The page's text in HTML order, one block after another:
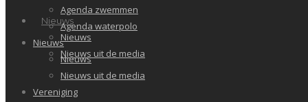
Nieuws
Nieuws
Nieuws uit de media
Agenda zwemmen
Agenda waterpolo
Nieuws
Nieuws
Nieuws uit de media
Vereniging